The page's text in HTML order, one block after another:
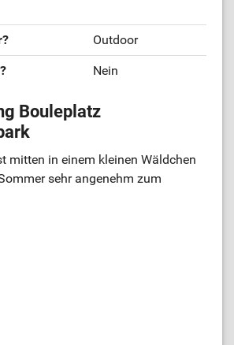
Outdoor
Nein
Bouleplatz
mitten in einem kleinen Wäldchen
sehr angenehm zum